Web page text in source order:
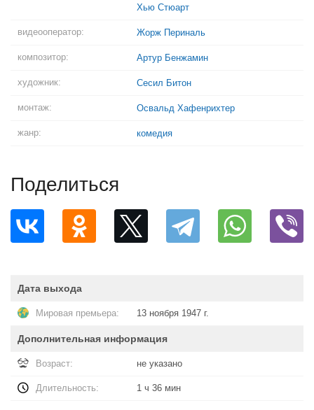
Хью Стюарт
видеооператор: Жорж Периналь
композитор: Артур Бенжамин
художник: Сесил Битон
монтаж: Освальд Хафенрихтер
жанр: комедия
Поделиться
Дата выхода
Мировая премьера: 13 ноября 1947 г.
Дополнительная информация
Возраст: не указано
Длительность: 1 ч 36 мин